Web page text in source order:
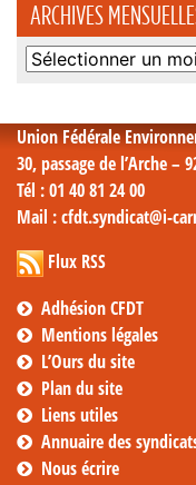
ARCHIVES
Archives
Union Fédérale
30, passage de l’Arche –
Tél : 01 40 81 24 00
Mail : cfdt.syndicat@i-
Flux RSS
Adhésion CFDT
Mentions légales
L’Ours du site
Plan du site
Liens utiles
Annuaire des
Nous écrire